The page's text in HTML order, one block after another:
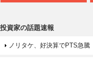
投資家の話題速報
ノリタケ、好決算でPTS急騰